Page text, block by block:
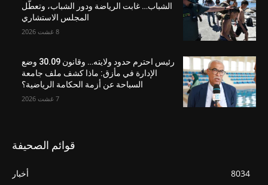
الشباب… غابت الرياضة ودور الشباب، وتعطّل
المجلس الاستشاري
8 غشت 2026
رئيس احترم حدود ولايته… وقانون 30.09 وضع
الإدارة في مأزق: ماذا كشف ملف جامعة
السباحة عن أزمة الحكامة الرياضية؟
7 غشت 2026
قوائم الصحيفة
أخبار
8034